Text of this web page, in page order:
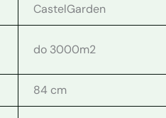
CastelGarden
do 3000m2
84 cm